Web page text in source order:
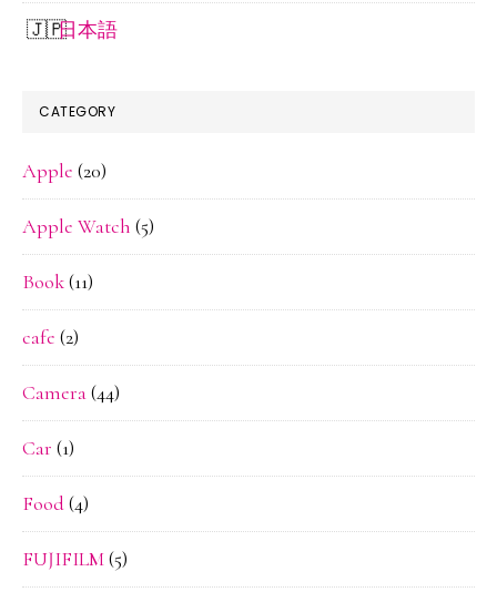
日本語
CATEGORY
Apple (20)
Apple Watch (5)
Book(11)
cafe (2)
Camera(44)
Car (1)
Food(4)
FUJIFILM(5)